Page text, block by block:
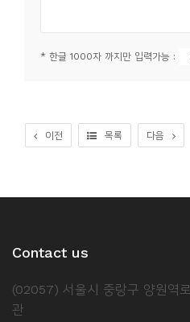
* 한글 1000자 까지만 입력가능 :
이전 목록 다음
Contact us
(02057) 서울시 중랑구 양원역
관